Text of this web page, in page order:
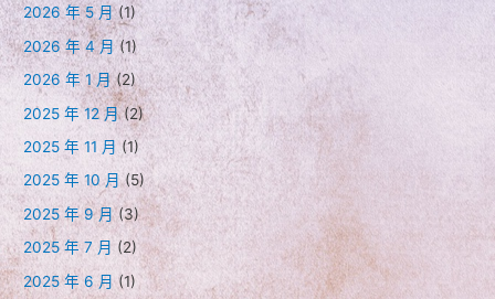
2026 年 5 月(1)
2026 年 4 月(1)
2026 年 1 月(2)
2025 年 12 月(2)
2025 年 11 月 (1)
2025 年 10 月(5)
2025 年 9 月(3)
2025 年 7 月 (2)
2025 年 6 月(1)